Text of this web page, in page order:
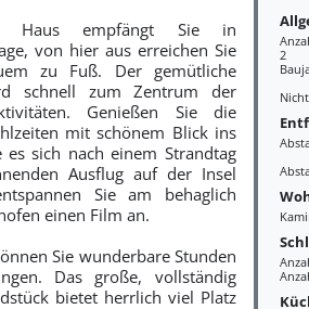
2
Haus empfängt Sie in
von hier aus erreichen Sie
zu Fuß. Der gemütliche
schnell zum Zentrum der
Genießen Sie die
mit schönem Blick ins
es sich nach einem Strandtag
Ausflug auf der Insel
Sie am behaglich
einen Film an.
Sie wunderbare Stunden
Das große, vollständig
bietet herrlich viel Platz